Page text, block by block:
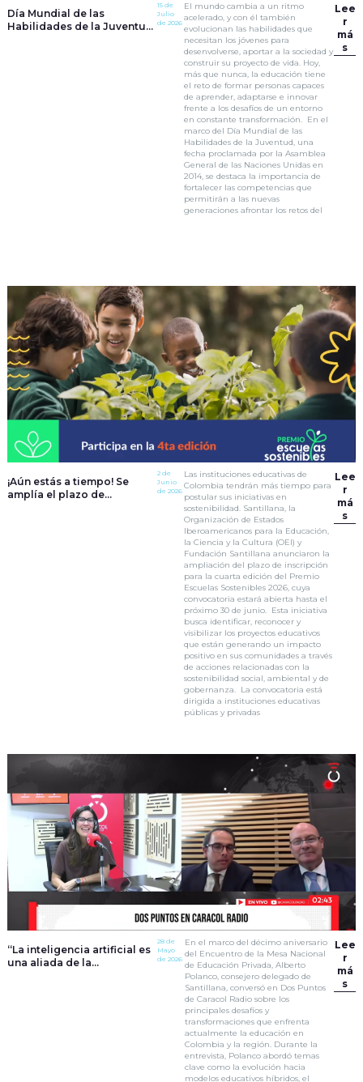
Día Mundial de las
Habilidades de la Juventud:
15 de
Julio
de 2026
El mundo cambia a un ritmo
acelerado, y con él también
evolucionan las habilidades que
necesitan los jóvenes para
desenvolverse, aportar a la sociedad y
construir su proyecto de vida. Hoy,
más que nunca, la educación tiene
el reto de formar personas capaces
de aprender, adaptarse e innovar
frente a los desafíos de un entorno
en constante transformación. En el
marco del Día Mundial de las
Habilidades de la Juventud, una
fecha proclamada por la Asamblea
General de las Naciones Unidas en
2014, se destaca la importancia de
fortalecer las competencias que
permitirán a las nuevas
generaciones afrontar los retos del
Lee
r
má
s
¡Aún estás a tiempo! Se
amplía el plazo de
2 de
Junio
de 2026
Las instituciones educativas de
Colombia tendrán más tiempo para
postular sus iniciativas en
sostenibilidad. Santillana, la
Organización de Estados
Iberoamericanos para la Educación,
la Ciencia y la Cultura (OEI) y
Fundación Santillana anunciaron la
ampliación del plazo de inscripción
para la cuarta edición del Premio
Escuelas Sostenibles 2026, cuya
convocatoria estará abierta hasta el
próximo 30 de junio. Esta iniciativa
busca identificar, reconocer y
visibilizar los proyectos educativos
que están generando un impacto
positivo en sus comunidades a través
de acciones relacionadas con la
sostenibilidad social, ambiental y de
gobernanza. La convocatoria está
dirigida a instituciones educativas
públicas y privadas
Lee
r
má
s
“La inteligencia artificial es
una aliada de la
28 de
Mayo
de 2026
En el marco del décimo aniversario
del Encuentro de la Mesa Nacional
de Educación Privada, Alberto
Polanco, consejero delegado de
Santillana, conversó en Dos Puntos
de Caracol Radio sobre los
principales desafíos y
transformaciones que enfrenta
actualmente la educación en
Colombia y la región. Durante la
entrevista, Polanco abordó temas
clave como la evolución hacia
modelos educativos híbridos, el
Lee
r
má
s